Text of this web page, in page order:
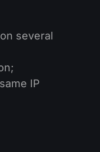
several
IP